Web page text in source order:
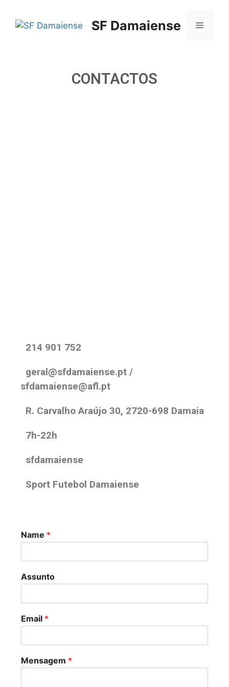
SF Damaiense
CONTACTOS
214 901 752
geral@sfdamaiense.pt /
sfdamaiense@afl.pt
R. Carvalho Araújo 30, 2720-698 Damaia
7h-22h
sfdamaiense
Sport Futebol Damaiense
Name *
Assunto
Email *
Mensagem *